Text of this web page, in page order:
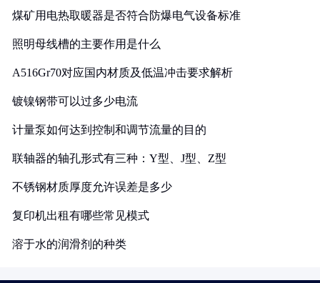
煤矿用电热取暖器是否符合防爆电气设备标准
照明母线槽的主要作用是什么
A516Gr70对应国内材质及低温冲击要求解析
镀镍钢带可以过多少电流
计量泵如何达到控制和调节流量的目的
联轴器的轴孔形式有三种：Y型、J型、Z型
不锈钢材质厚度允许误差是多少
复印机出租有哪些常见模式
溶于水的润滑剂的种类